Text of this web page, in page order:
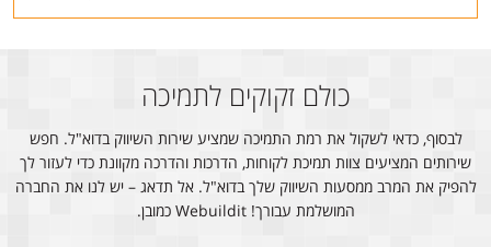
כולם זקוקים לתמיכה
לבסוף, כדאי לשקול את רמת התמיכה שמציע שירות השיווק בדוא"ל. חפש
שירותים המציעים צוות תמיכת לקוחות, הדרכות והדרכה מקוונת כדי לעזור לך
להפיק את המרב ממסעות השיווק שלך בדוא"ל. אל תדאג – יש לנו את החברה
המושלמת עבורך! Webuildit כמובן.